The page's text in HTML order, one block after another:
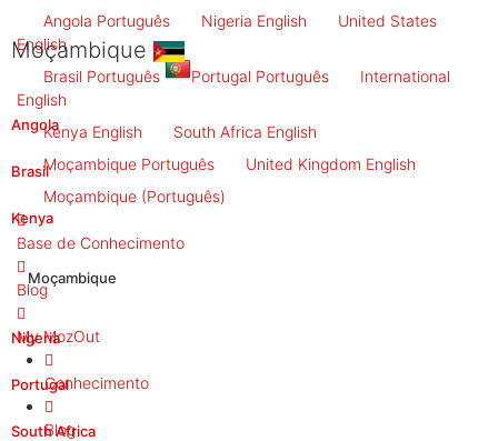
Angola Português Nigeria English
United States
English
Brasil Português Portugal Português
International
English
Kenya English South Africa English
Moçambique Português United Kingdom English
Moçambique (Português)
Base de Conhecimento
Blog
My MozOut
Conhecimento
Blog
Moçambique
Angola
Brasil
Kenya
Moçambique
Nigeria
Portugal
South Africa